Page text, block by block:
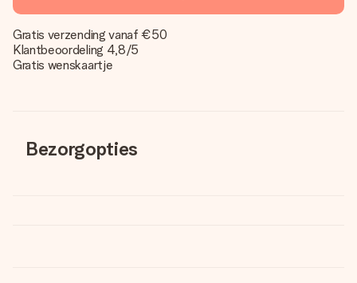
Gratis verzending vanaf €50
Klantbeoordeling 4,8/5
Gratis wenskaartje
Bezorgopties